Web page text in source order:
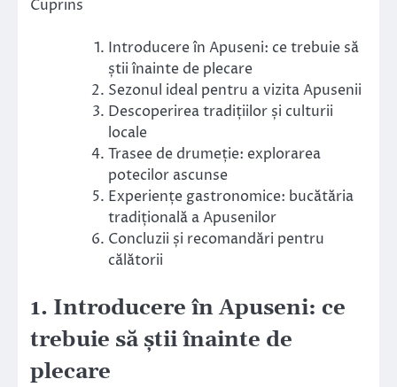
Cuprins
Introducere în Apuseni: ce trebuie să
știi înainte de plecare
Sezonul ideal pentru a vizita Apusenii
Descoperirea tradițiilor și culturii
locale
Trasee de drumeție: explorarea
potecilor ascunse
Experiențe gastronomice: bucătăria
tradițională a Apusenilor
Concluzii și recomandări pentru
călătorii
1. Introducere în Apuseni: ce
trebuie să știi înainte de
plecare